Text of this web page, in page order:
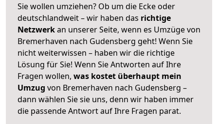
Sie wollen umziehen? Ob um die Ecke oder
deutschlandweit – wir haben das richtige
Netzwerkan unserer Seite, wenn es Umzüge von
Bremerhaven nach Gudensberg geht! Wenn Sie
nicht weiterwissen – haben wir die richtige
Lösung für Sie! Wenn Sie Antworten auf Ihre
Fragen wollen, was kostet überhaupt mein
Umzug von Bremerhaven nach Gudensberg –
dann wählen Sie sie uns, denn wir haben immer
die passende Antwort auf Ihre Fragen parat.